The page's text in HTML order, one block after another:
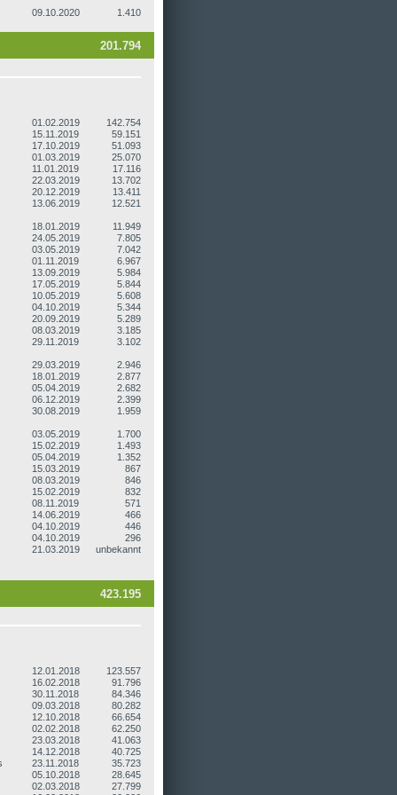
09.10.2020 1.410
201.794
01.02.2019
142.754
15.11.2019
59.151
17.10.2019
51.093
01.03.2019
25.070
11.01.2019
17.116
22.03.2019
13.702
20.12.2019
13.411
13.06.2019
12.521
18.01.2019
11.949
24.05.2019
7.805
03.05.2019
7.042
01.11.2019
6.967
13.09.2019
5.984
17.05.2019
5.844
10.05.2019
5.608
04.10.2019
5.344
20.09.2019
5.289
08.03.2019
3.185
29.11.2019
3.102
29.03.2019
2.946
18.01.2019
2.877
05.04.2019
2.682
06.12.2019
2.399
30.08.2019
1.959
03.05.2019
1.700
15.02.2019
1.493
05.04.2019
1.352
15.03.2019
867
08.03.2019
846
15.02.2019
832
08.11.2019
571
14.06.2019
466
04.10.2019
446
04.10.2019
296
21.03.2019
unbekannt
423.195
12.01.2018
123.557
16.02.2018
91.796
30.11.2018
84.346
09.03.2018
80.282
12.10.2018
66.654
02.02.2018
62.250
23.03.2018
41.063
14.12.2018
40.725
23.11.2018
35.723
05.10.2018
28.645
02.03.2018
27.799